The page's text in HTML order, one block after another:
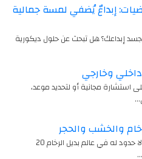
إبداعٌ يُضفي لمسة جمالية
إبداعك؟ هل تبحث عن حلول ديكورية
داخلي وخارجي
استشارة مجانية أو لتحديد موعد،
والخشب والحجر
شركة المسيليم: إبداع لا حدود له في عالم بديل الرخام 20